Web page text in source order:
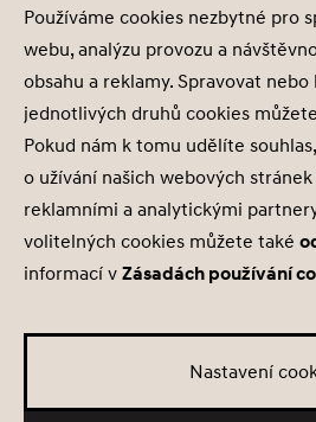
© 2026 Hyundai Motor
Všechna práva
Ochrana osobních
Nastavení
Zásady používání
Používáme cookies nezbytné pro
webu, analýzu provozu a
obsahu a reklamy. Spravovat
jednotlivých druhů cookies
Pokud nám k tomu udělíte
o užívání našich webových
reklamními a analytickými
volitelných cookies můžete také
informací v Zásadách používání
Nastavení